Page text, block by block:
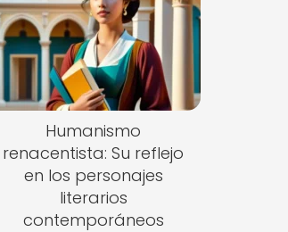
Humanismo
renacentista: Su reflejo
en los personajes
literarios
contemporáneos